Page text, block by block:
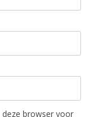
browser voor